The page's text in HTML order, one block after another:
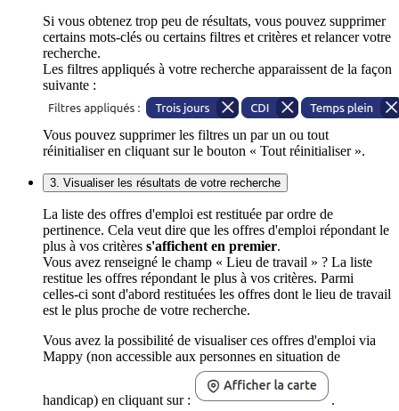
Si vous obtenez trop peu de résultats, vous pouvez supprimer
certains mots-clés ou certains filtres et critères et relancer votre
recherche.
Les filtres appliqués à votre recherche apparaissent de la façon
suivante :
Vous pouvez supprimer les filtres un par un ou tout
réinitialiser en cliquant sur le bouton « Tout réinitialiser ».
3. Visualiser les résultats de votre recherche
La liste des offres d'emploi est restituée par ordre de
pertinence. Cela veut dire que les offres d'emploi répondant le
plus à vos critères s'affichent en premier.
Vous avez renseigné le champ « Lieu de travail » ? La liste
restitue les offres répondant le plus à vos critères. Parmi
celles-ci sont d'abord restituées les offres dont le lieu de travail
est le plus proche de votre recherche.
Vous avez la possibilité de visualiser ces offres d'emploi via
Mappy (non accessible aux personnes en situation de
handicap) en cliquant sur :
.